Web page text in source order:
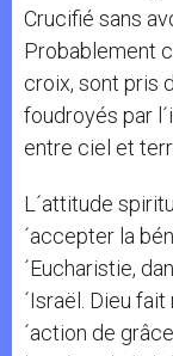
Crucifié sans
Probablement
croix, sont pris
foudroyés par
entre ciel et
L´attitude
´accepter la
´Eucharistie,
´Israël. Dieu
´action de